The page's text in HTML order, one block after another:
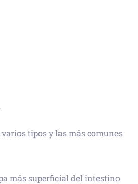
tipos y las más comunes
más superficial del intestino